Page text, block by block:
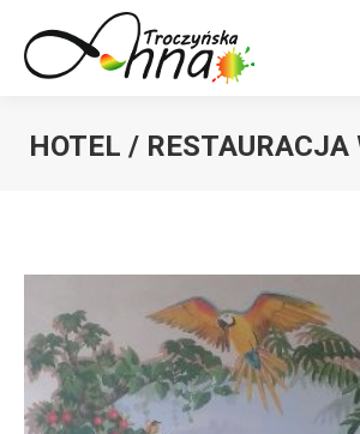
HOTEL / RESTAURACJA